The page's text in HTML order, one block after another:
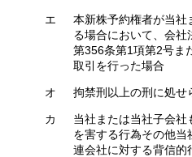
エ
本新株予約権者が当社
る場合において、会
第356条第1項第2号ま
取引を行った場合
オ 拘禁刑以上の刑に処せ
カ
当社または当社子会社
を害する行為その他当
連会社に対する背信的